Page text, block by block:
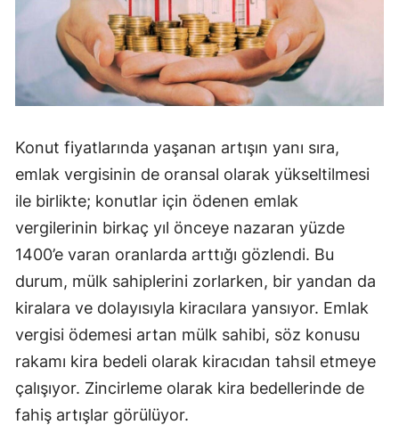
Konut fiyatlarında yaşanan artışın yanı sıra,
emlak vergisinin de oransal olarak yükseltilmesi
ile birlikte; konutlar için ödenen emlak
vergilerinin birkaç yıl önceye nazaran yüzde
1400’e varan oranlarda arttığı gözlendi. Bu
durum, mülk sahiplerini zorlarken, bir yandan da
kiralara ve dolayısıyla kiracılara yansıyor. Emlak
vergisi ödemesi artan mülk sahibi, söz konusu
rakamı kira bedeli olarak kiracıdan tahsil etmeye
çalışıyor. Zincirleme olarak kira bedellerinde de
fahiş artışlar görülüyor.